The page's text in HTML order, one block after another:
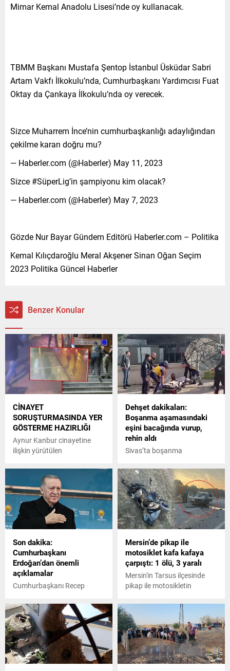
Mimar Kemal Anadolu Lisesi’nde oy kullanacak.
TBMM Başkanı Mustafa Şentop İstanbul Üsküdar Sabri
Artam Vakfı İlkokulu’nda, Cumhurbaşkanı Yardımcısı Fuat
Oktay da Çankaya İlkokulu’nda oy verecek.
Sizce Muharrem İnce’nin cumhurbaşkanlığı adaylığından
çekilme kararı doğru mu?
— Haberler.com (@Haberler) May 11, 2023
Sizce #SüperLig’in şampiyonu kim olacak?
— Haberler.com (@Haberler) May 7, 2023
Gözde Nur Bayar Gündem Editörü Haberler.com – Politika
Kemal Kılıçdaroğlu Meral Akşener Sinan Oğan Seçim
2023 Politika Güncel Haberler
Benzer Konular
CİNAYET
SORUŞTURMASINDA YER
GÖSTERME HAZIRLIĞI
Aynur Kanbur cinayetine
ilişkin yürütülen
ablası Dilek Kıymış, şüpheliyi
tanımadığını belirterek,
Uzaktan akraba
olduğumuzu söylüyor ama
ben itiraf eden kişiyi
tanımıyorum dedi. Öte
yandan cinayeti işlediğini
itiraf eden Bülent Gündüz'e
yarın olay yerinde keşif
yaptırılacağı öğrenildi.
Dehşet dakikaları:
Boşanma aşamasındaki
eşini bacağında vurup,
rehin aldı
Sivas’ta boşanma
bacağından vurduktan
sonra rehin alan şahıs polis
ekiplerince gözaltına alındı
Son dakika:
Cumhurbaşkanı
Erdoğan’dan önemli
açıklamalar
Cumhurbaşkanı Recep
düzenlenen mitingde
açıklamalarda bulunuyor.
Mersin’de pikap ile
motosiklet kafa kafaya
çarpıştı: 1 ölü, 3 yaralı
Mersin'in Tarsus ilçesinde
pikap ile motosikletin
öldü, 3 kişi yaralandı.